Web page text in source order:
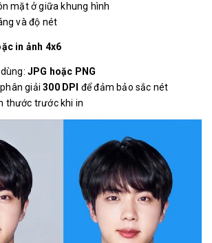
mặt ở giữa khung hình
và độ nét
in ảnh 4x6
JPG hoặc PNG
giải 300 DPI để đảm bảo sắc nét
thước trước khi in